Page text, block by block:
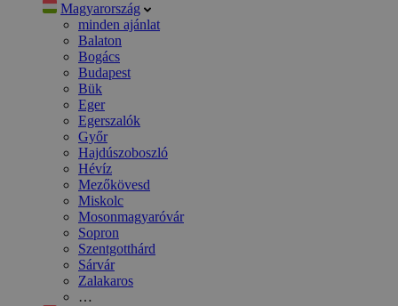
Magyarország
minden ajánlat
Balaton
Bogács
Budapest
Bük
Eger
Egerszalók
Győr
Hajdúszoboszló
Hévíz
Mezőkövesd
Miskolc
Mosonmagyaróvár
Sopron
Szentgotthárd
Sárvár
Zalakaros
…